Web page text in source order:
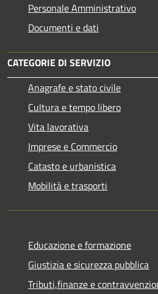
Personale Amministrativo
Documenti e dati
CATEGORIE DI SERVIZIO
Anagrafe e stato civile
Cultura e tempo libero
Vita lavorativa
Imprese e Commercio
Catasto e urbanistica
Mobilità e trasporti
Educazione e formazione
Giustizia e sicurezza pubblica
Tributi,finanze e